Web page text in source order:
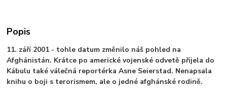
Popis
11. září 2001 - tohle datum změnilo náš pohled na
Afghánistán. Krátce po americké vojenské odvetě přijela do
Kábulu také válečná reportérka Asne Seierstad. Nenapsala
knihu o boji s terorismem, ale o jedné afghánské rodině.